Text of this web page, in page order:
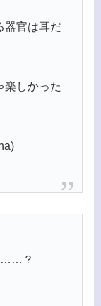
器官は耳だ
楽しかった
？